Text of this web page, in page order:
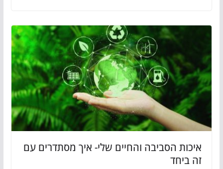
איכות הסביבה והחיים שלי- איך מסתדרים עם
זה ביחד